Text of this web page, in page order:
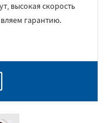
высокая скорость
гарантию.